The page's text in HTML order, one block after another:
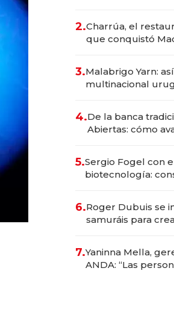
millones
2.Charrúa, el
que conquistó
prepara apertura
3.Malabrigo Yarn:
multinacional
4.De la banca
Abiertas: cómo
5.Sergio Fogel con
biotecnología:
6.Roger Dubuis se
samuráis para
7.Yaninna Mella,
ANDA: “Las